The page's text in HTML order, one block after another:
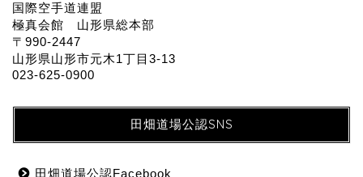
国際空手道連盟
極真会館 山形県総本部
〒990-2447
山形県山形市元木1丁目3-13
023-625-0900
田畑道場公認SNS
田畑道場公認Facebook